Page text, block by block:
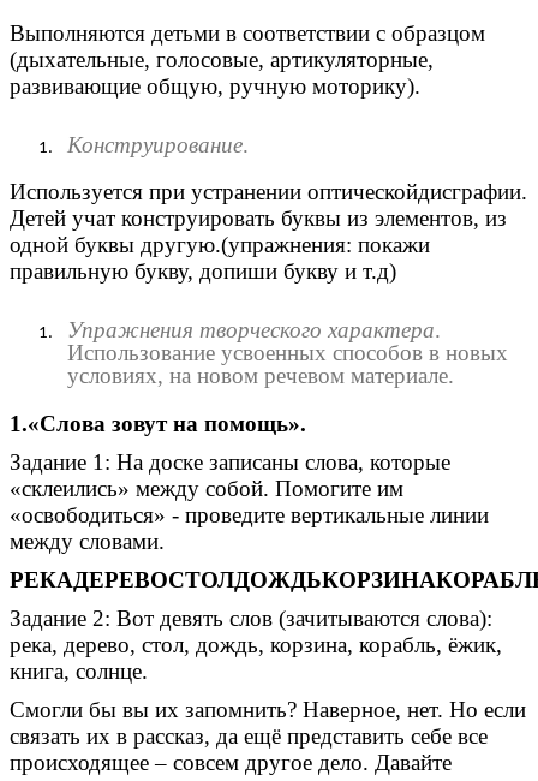
Выполняются детьми в соответствии с образцом
(дыхательные, голосовые, артикуляторные,
развивающие общую, ручную моторику).
Конструирование.
Используется при устранении оптическойдисграфии.
Детей учат конструировать буквы из элементов, из
одной буквы другую.(упражнения: покажи
правильную букву, допиши букву и т.д)
Упражнения творческого характера.
Использование усвоенных способов в новых
условиях, на новом речевом материале.
1.«Слова зовут на помощь».
Задание 1: На доске записаны слова, которые
«склеились» между собой. Помогите им
«освободиться» - проведите вертикальные линии
между словами.
Задание 2: Вот девять слов (зачитываются слова):
река, дерево, стол, дождь, корзина, корабль, ёжик,
книга, солнце.
Смогли бы вы их запомнить? Наверное, нет. Но если
связать их в рассказ, да ещё представить себе все
происходящее – совсем другое дело. Давайте